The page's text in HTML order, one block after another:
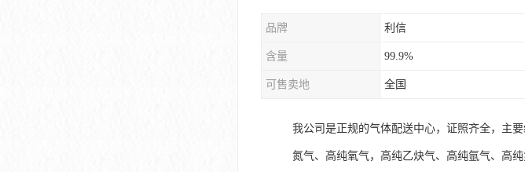
品牌 利信
含量 99.9%
可售卖地 全国
我公司是正规的气体配送中心，证照齐全，主
氮气、高纯氧气，高纯乙炔气、高纯氩气、高